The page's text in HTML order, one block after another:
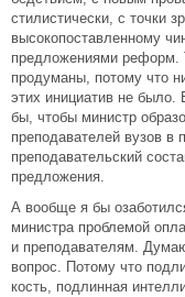
стилистически, с точки
высокопоставленному
предложениями реформ.
продуманы, потому что
этих инициатив не было.
бы, чтобы министр
преподавателей вузов в
преподавательский
предложения.
А вообще я бы
министра проблемой
и преподавателям.
вопрос. Потому что
кость, подлинная